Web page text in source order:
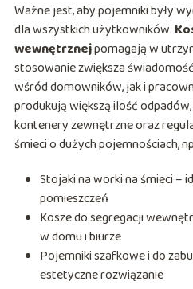
Ważne jest, aby pojemniki były
dla wszystkich użytkowników.
wewnętrznejpomagają w
stosowanie zwiększa
wśród domowników, jak i
produkują większą ilość
kontenery zewnętrzne oraz
śmieci o dużych pojemnościach,
Stojaki na worki na śmieci –
pomieszczeń
Kosze do segregacji
w domu i biurze
Pojemniki szafkowe i do
estetyczne rozwiązanie